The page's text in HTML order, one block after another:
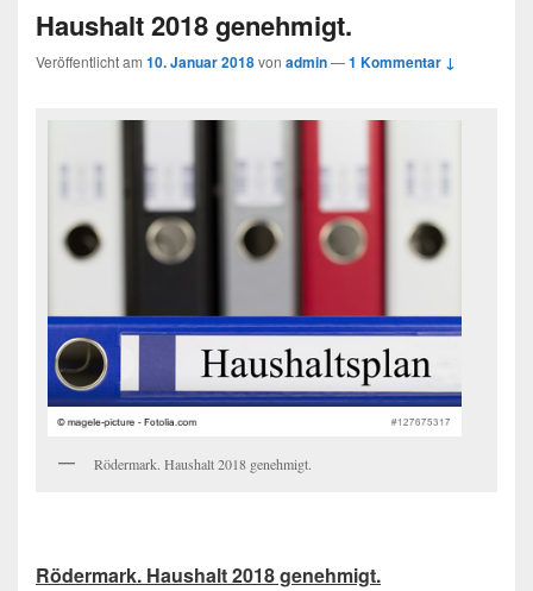
Haushalt 2018 genehmigt.
Veröffentlicht am 10. Januar 2018von admin—1 Kommentar ↓
Rödermark. Haushalt 2018 genehmigt.
Rödermark. Haushalt 2018 genehmigt.